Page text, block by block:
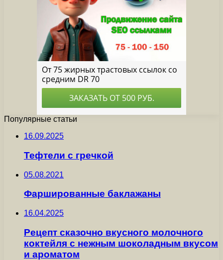
Популярные статьи
16.09.2025
Тефтели с гречкой
05.08.2021
Фаршированные баклажаны
16.04.2025
Рецепт сказочно вкусного молочного
коктейля с нежным шоколадным вкусом
и ароматом